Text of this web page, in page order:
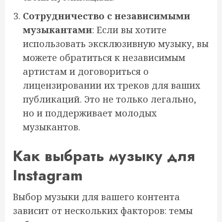
Сотрудничество с независимыми
музыкантами: Если вы хотите
использовать эксклюзивную музыку, вы
можете обратиться к независимым
артистам и договориться о
лицензировании их треков для ваших
публикаций. Это не только легально,
но и поддерживает молодых
музыкантов.
Как выбрать музыку для
Instagram
Выбор музыки для вашего контента
зависит от нескольких факторов: темы